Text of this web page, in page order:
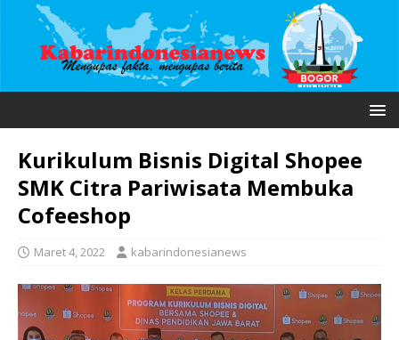
Kurikulum Bisnis Digital Shopee
SMK Citra Pariwisata Membuka
Cofeeshop
Maret 4, 2022 kabarindonesianews